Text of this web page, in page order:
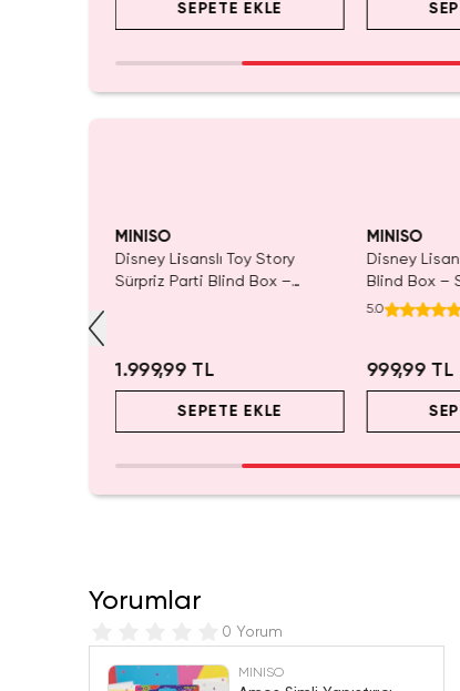
SEPETE EKLE
MINISO
Disney Lisanslı Toy Story
Sürpriz Parti Blind Box –
1.999,99 TL
SEPETE EKLE
MINISO
Disney
Blind Box –
Eğlenceli
5.0
999,99 TL
Yorumlar
0 Yorum
MINISO